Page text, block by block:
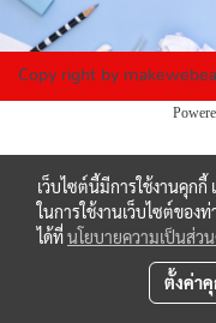
Copy right by
เว็บไซต์นี้มีการใช้งานคุก
ในการใช้งานเว็บไซต์ของ
ได้ที่นโยบายความเป็นส่ว
ตั้งค่า